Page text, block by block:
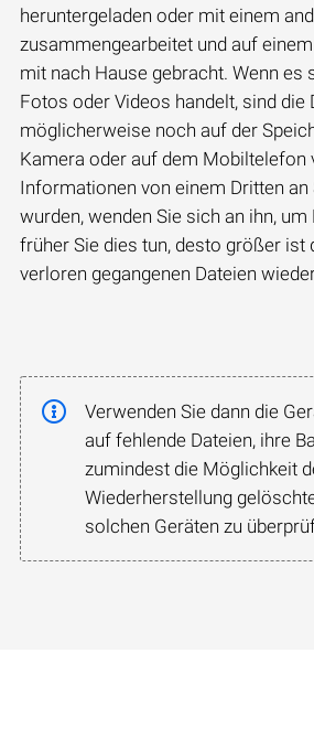
heruntergeladen oder mit einem
zusammengearbeitet und auf
mit nach Hause gebracht. Wenn es
Fotos oder Videos handelt, sind die
möglicherweise noch auf der
Kamera oder auf dem Mobiltelefon
Informationen von einem Dritten
wurden, wenden Sie sich an ihn,
früher Sie dies tun, desto größer ist
verloren gegangenen Dateien
Verwenden Sie dann die
auf fehlende Dateien, ihre
zumindest die Möglichkeit
Wiederherstellung
solchen Geräten zu